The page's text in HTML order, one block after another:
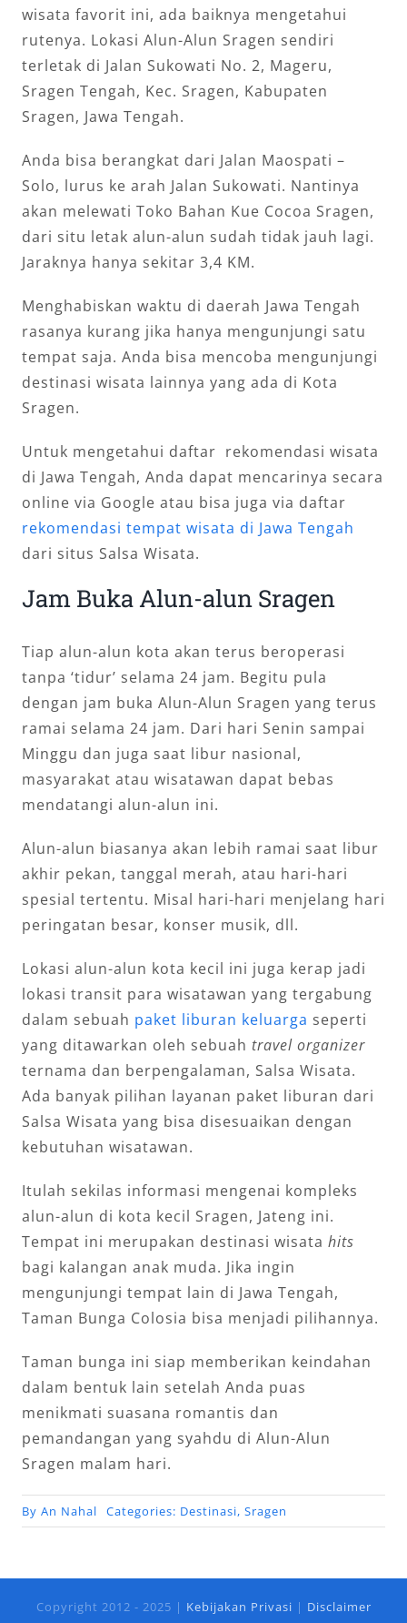
wisata favorit ini, ada baiknya mengetahui
rutenya. Lokasi Alun-Alun Sragen sendiri
terletak di Jalan Sukowati No. 2, Mageru,
Sragen Tengah, Kec. Sragen, Kabupaten
Sragen, Jawa Tengah.
Anda bisa berangkat dari Jalan Maospati –
Solo, lurus ke arah Jalan Sukowati. Nantinya
akan melewati Toko Bahan Kue Cocoa Sragen,
dari situ letak alun-alun sudah tidak jauh lagi.
Jaraknya hanya sekitar 3,4 KM.
Menghabiskan waktu di daerah Jawa Tengah
rasanya kurang jika hanya mengunjungi satu
tempat saja. Anda bisa mencoba mengunjungi
destinasi wisata lainnya yang ada di Kota
Sragen.
Untuk mengetahui daftar rekomendasi wisata
di Jawa Tengah, Anda dapat mencarinya secara
online via Google atau bisa juga via daftar
rekomendasi tempat wisata di Jawa Tengah
dari situs Salsa Wisata.
Jam Buka Alun-alun Sragen
Tiap alun-alun kota akan terus beroperasi
tanpa ‘tidur’ selama 24 jam. Begitu pula
dengan jam buka Alun-Alun Sragen yang terus
ramai selama 24 jam. Dari hari Senin sampai
Minggu dan juga saat libur nasional,
masyarakat atau wisatawan dapat bebas
mendatangi alun-alun ini.
Alun-alun biasanya akan lebih ramai saat libur
akhir pekan, tanggal merah, atau hari-hari
spesial tertentu. Misal hari-hari menjelang hari
peringatan besar, konser musik, dll.
Lokasi alun-alun kota kecil ini juga kerap jadi
lokasi transit para wisatawan yang tergabung
dalam sebuah paket liburan keluarga seperti
yang ditawarkan oleh sebuah travel organizer
ternama dan berpengalaman, Salsa Wisata.
Ada banyak pilihan layanan paket liburan dari
Salsa Wisata yang bisa disesuaikan dengan
kebutuhan wisatawan.
Itulah sekilas informasi mengenai kompleks
alun-alun di kota kecil Sragen, Jateng ini.
Tempat ini merupakan destinasi wisata hits
bagi kalangan anak muda. Jika ingin
mengunjungi tempat lain di Jawa Tengah,
Taman Bunga Colosia bisa menjadi pilihannya.
Taman bunga ini siap memberikan keindahan
dalam bentuk lain setelah Anda puas
menikmati suasana romantis dan
pemandangan yang syahdu di Alun-Alun
Sragen malam hari.
By An Nahal Categories: Destinasi, Sragen
Copyright 2012 - 2025 | Kebijakan Privasi | Disclaimer